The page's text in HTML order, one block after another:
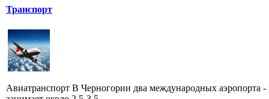
Транспорт
Авиатранспорт В Черногории два международных